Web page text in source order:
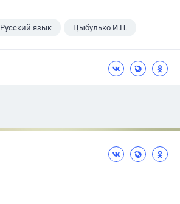
Русский язык Цыбулько И.П.